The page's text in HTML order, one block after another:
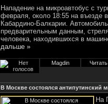
Нападение на микроавтобус с
февраля, около 18:55 на въезде
Кабардино-Балкарии.
предварительным данным,
человека, находившихся в
дальше »
Magdin
В Москве состоялся антипутинский
На